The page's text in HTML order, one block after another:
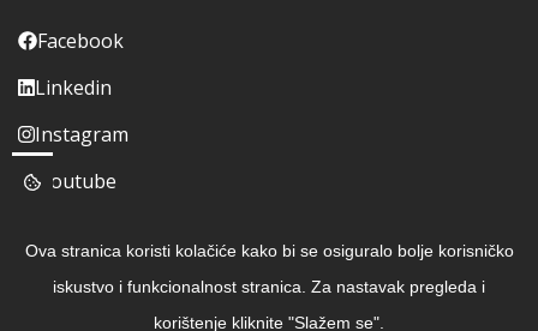
Facebook
Linkedin
Instagram
Youtube
Ova stranica koristi kolačiće kako bi se osiguralo bolje korisničko
iskustvo i funkcionalnost stranica. Za nastavak pregleda i
korištenje kliknite "Slažem se".